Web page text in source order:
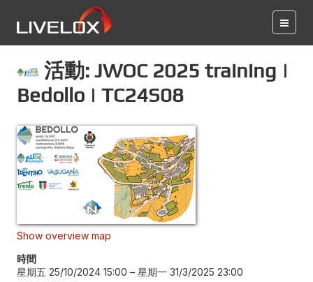
活動: JWOC 2025 training |
Bedollo | TC24S08
Show overview map
時間
星期五 25/10/2024 15:00 – 星期一 31/3/2025 23:00